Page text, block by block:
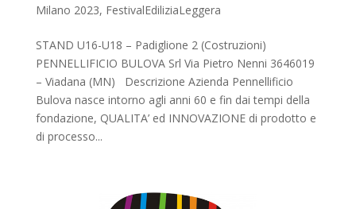
Milano 2023, FestivalEdiliziaLeggera
STAND U16-U18 – Padiglione 2 (Costruzioni)
PENNELLIFICIO BULOVA Srl Via Pietro Nenni 3646019
– Viadana (MN) Descrizione Azienda Pennellificio
Bulova nasce intorno agli anni 60 e fin dai tempi della
fondazione, QUALITA’ ed INNOVAZIONE di prodotto e
di processo...